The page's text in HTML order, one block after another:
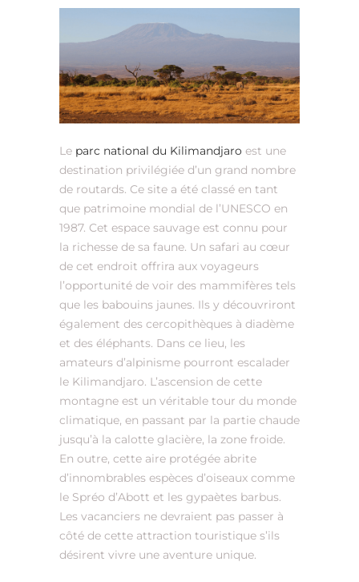
Le parc national du Kilimandjaro est une
destination privilégiée d’un grand nombre
de routards. Ce site a été classé en tant
que patrimoine mondial de l’UNESCO en
1987. Cet espace sauvage est connu pour
la richesse de sa faune. Un safari au cœur
de cet endroit offrira aux voyageurs
l’opportunité de voir des mammifères tels
que les babouins jaunes. Ils y découvriront
également des cercopithèques à diadème
et des éléphants. Dans ce lieu, les
amateurs d’alpinisme pourront escalader
le Kilimandjaro. L’ascension de cette
montagne est un véritable tour du monde
climatique, en passant par la partie chaude
jusqu’à la calotte glacière, la zone froide.
En outre, cette aire protégée abrite
d’innombrables espèces d’oiseaux comme
le Spréo d’Abott et les gypaètes barbus.
Les vacanciers ne devraient pas passer à
côté de cette attraction touristique s’ils
désirent vivre une aventure unique.